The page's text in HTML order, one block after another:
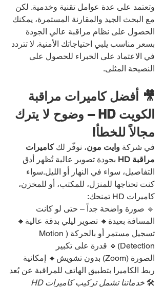
وتعتمد على عدة عوامل تقنية وخدمية. لكن
مع البحث الجيد والمقارنة المستمرة، يمكنك
الحصول على نظام مراقبة عالي الجودة
بسعر مناسب يلبي احتياجاتك الأمنية. لا تتردد
في الاعتماد على الخبراء للحصول على
النصيحة المثلى.
🎥 أفضل كاميرات مراقبة
الكويت HD – وضوح لا يترك
مجالاً للخطأ!
في شركة وايت مون، نوفّر لك كاميرات
مراقبة HD
بجودة تصوير عالية تُظهر أدق
التفاصيل، سواء في النهار أو الليل.سواء
كنت تحتاجها للمنزل، للمكتب، أو للمخزن،
كاميرات HD تمنحك:
🔹 صورة واضحة جداً – حتى لو كانت
المسافة بعيدة🔹 تصوير ليلي بدقة عالية🔹
تسجيل مستمر أو بالحركة (Motion
Detection)🔹 قدرة على تكبير
الصورة (Zoom) بدون تشويش🔹 إمكانية
ربط الكاميرا بتطبيق الهاتف للمراقبة عن بُعد
🛠️